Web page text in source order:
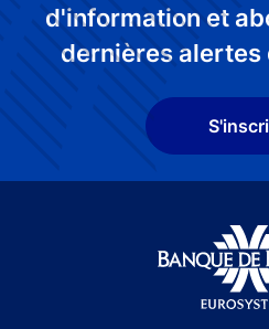
d'information et
dernières